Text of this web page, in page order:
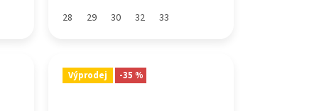
28 29 30 32 33
Výprodej -35 %